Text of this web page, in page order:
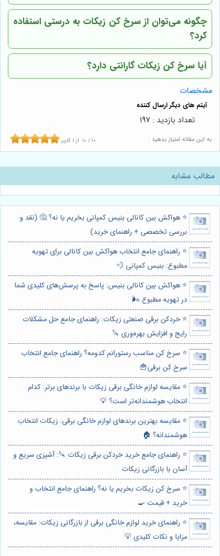
چگونه می‌توان از سرخ کن زیکات به درستی استفاده
کرد؟
آیا سرخ کن زیکات گارانتی دارد؟
مشخصات
به این مقاله امتیاز بدهید : 10 / 10 از 1 کاربر
تعداد بازدید : 197
مطالب مشابه
⭐️ هواکش بین کانالی بنیس کمپانی بخریم یا نه؟ 🤔 (نقد و
بررسی تخصصی + راهنمای خرید)
⭐️ راهنمای جامع انتخاب هواکش بین کانالی برای تهویه
مطبوع: بنیس کمپانی 💨
⭐️ هواکش بین کانالی بنیس: پاسخ به پرسش‌های کلیدی شما
در تهویه مطبوع 🌬️
⭐️ خردکن برقی صنعتی زیکات: راهنمای جامع حل مشکلات
رایج و افزایش بهره‌وری 🔪
⭐️ سرخ کن مناسب رستورانم کدومه؟ راهنمای جامع انتخاب
سرخ کن برقی🍟
⭐️ مقایسه لوازم خانگی برقی زیکات با برندهای برتر: کدام
انتخاب هوشمندانه‌تر است؟ 💡
⭐️ مقایسه بهترین برندهای لوازم خانگی برقی: زیکات انتخاب
هوشمندانه؟ 🏠
⭐️ راهنمای جامع خرید خردکن برقی زیکات 🔪: آشپزی سریع و
آسان با بازرگانی زیکات
⭐️ سرخ کن زیکات بخریم یا نه؟ راهنمای جامع انتخاب و
خرید + قیمت 🍳
⭐️ راهنمای خرید لوازم خانگی برقی از بازرگانی زیکات: مقایسه،
مزایا و نکات کلیدی 💡